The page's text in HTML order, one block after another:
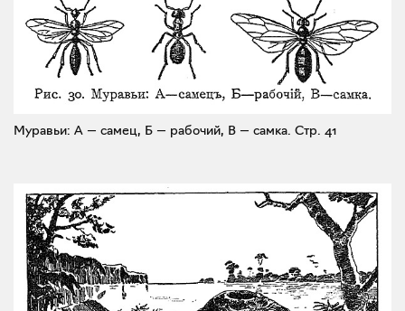
Муравьи: А — самец, Б — рабочий, В — самка. Стр. 41